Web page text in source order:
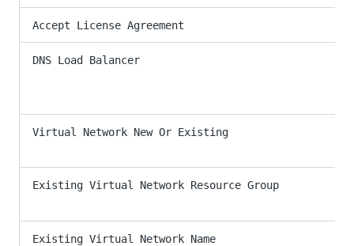
Accept License Agreement
DNS Load Balancer
Virtual Network New Or Existing
Existing Virtual Network Resource Group
Existing Virtual Network Name